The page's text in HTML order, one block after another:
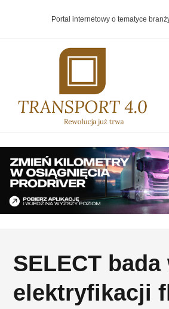
Portal internetowy o tematyce
SELECT
elektryfikacji